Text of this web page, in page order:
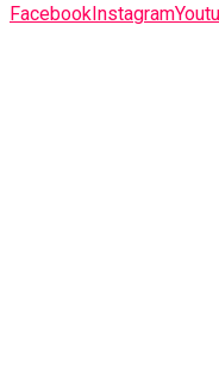
FacebookInstagram